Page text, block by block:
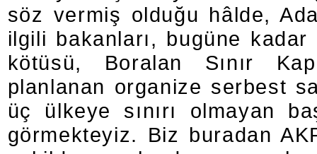
söz vermiş olduğu hâlde,
ilgili bakanları, bugüne
kötüsü, Boralan Sınır
planlanan organize serbest
üç ülkeye sınırı olmayan
görmekteyiz. Biz buradan